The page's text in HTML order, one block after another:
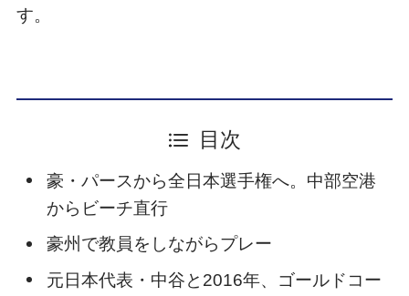
す。
目次
豪・パースから全日本選手権へ。中部空港
からビーチ直行
豪州で教員をしながらプレー
元日本代表・中谷と2016年、ゴールドコー